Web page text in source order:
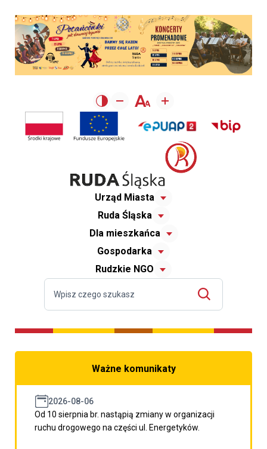
Urząd Miasta
Ruda Śląska
Dla mieszkańca
Gospodarka
Rudzkie NGO
Ważne komunikaty
2026-08-06
Od 10 sierpnia br. nastąpią zmiany w organizacji
ruchu drogowego na części ul. Energetyków.